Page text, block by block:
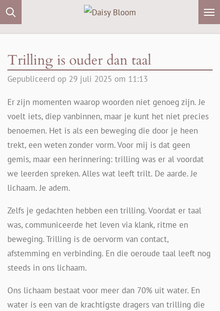
Ga
direct
de
hoofdinhoud
Trilling is ouder dan taal
Gepubliceerd op 29 juli 2025 om 11:13
Er zijn momenten waarop woorden niet genoeg zijn. Je
voelt iets, diep vanbinnen, maar je kunt het niet precies
benoemen. Het is als een beweging die door je heen
trekt, een weten zonder vorm. Voor mij is dat geen
gemis, maar een herinnering: trilling was er al voordat
we leerden spreken. Alles wat leeft trilt. De aarde. Je
lichaam. Je adem.
Zelfs je gedachten hebben een trilling. Voordat er taal
was, communiceerde het leven via klank, ritme en
beweging. Trilling is de oervorm van contact,
afstemming en verbinding. En die oeroude taal leeft nog
steeds in ons lichaam.
Ons lichaam bestaat voor meer dan 70% uit water. En
water is een van de krachtigste dragers van trilling die